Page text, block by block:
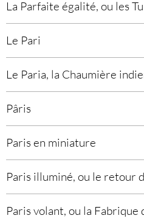
La Parfaite égalité, ou les
Le Pari
Le Paria, la Chaumière
Pâris
Paris en miniature
Paris illuminé, ou le retour
Paris volant, ou la Fabrique